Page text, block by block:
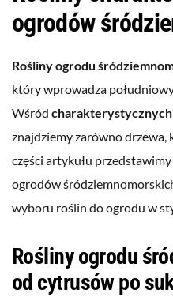
ogrodów
Rośliny ogrodu
który wprowadza
Wśród
znajdziemy zarówno drzewa,
części artykułu
ogrodów
wyboru roślin do ogrodu w
Rośliny ogrodu
od cytrusów po